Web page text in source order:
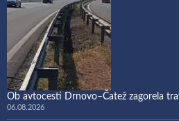
Ob avtocesti Drnovo–Čatež zagorela
06.08.2026